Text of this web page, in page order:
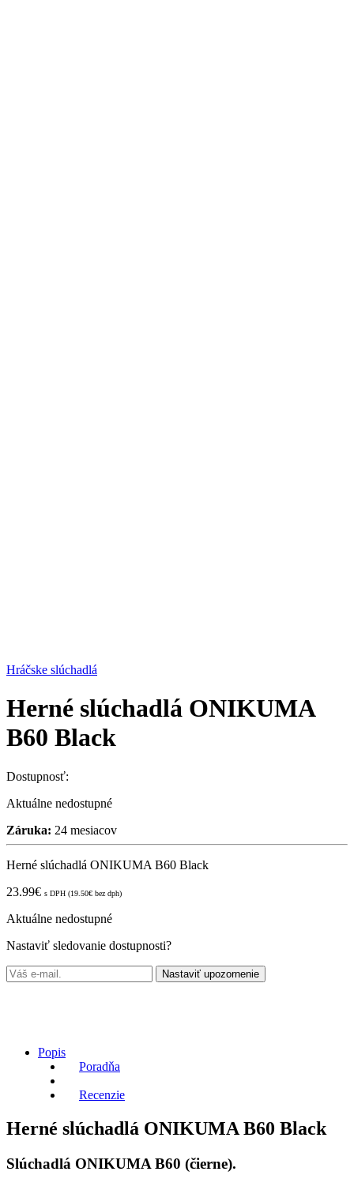
Hráčske slúchadlá
Herné slúchadlá ONIKUMA
B60 Black
Dostupnosť:
Aktuálne nedostupné
Záruka: 24 mesiacov
Herné slúchadlá ONIKUMA B60 Black
23.99€ s DPH (19.50€ bez dph)
Aktuálne nedostupné
Nastaviť sledovanie dostupnosti?
Nastaviť upozornenie
Popis
Poradňa
Recenzie
Herné slúchadlá ONIKUMA B60 Black
Slúchadlá ONIKUMA B60 (čierne).